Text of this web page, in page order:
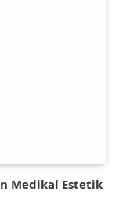
Medikal Estetik